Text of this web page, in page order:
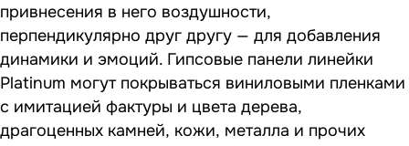
привнесения в него воздушности,
перпендикулярно друг другу — для добавления
динамики и эмоций. Гипсовые панели линейки
Platinum могут покрываться виниловыми пленками
с имитацией фактуры и цвета дерева,
драгоценных камней, кожи, металла и прочих